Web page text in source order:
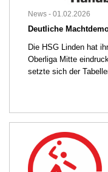
News - 01.02.2026
Deutliche
Die HSG Linden hat
Oberliga Mitte
setzte sich der